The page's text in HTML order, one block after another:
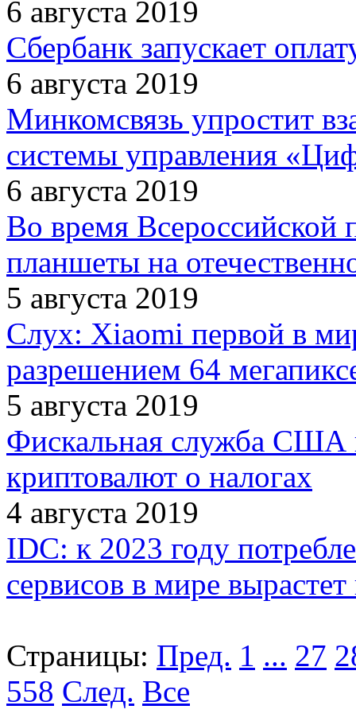
6 августа 2019
Сбербанк запускает
6 августа 2019
Минкомсвязь упростит
системы управления
6 августа 2019
Во время Всероссийской
планшеты на
5 августа 2019
Слух: Xiaomi первой в
разрешением 64
5 августа 2019
Фискальная служба США
криптовалют о налогах
4 августа 2019
IDC: к 2023 году
сервисов в мире
Страницы: Пред. 1 ... 27
558 След. Все